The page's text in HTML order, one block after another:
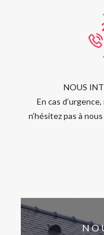
NOUS
En cas
n’hésitez pas à